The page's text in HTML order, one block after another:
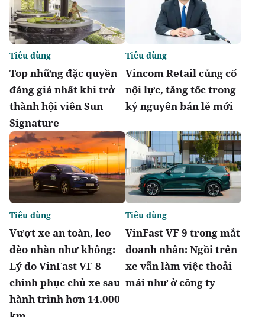
Top những đặc quyền
đáng giá nhất khi trở
thành hội viên Sun
Signature
Tiêu dùng
Vincom Retail củng cố
nội lực, tăng tốc trong
kỷ nguyên bán lẻ mới
Tiêu dùng
Vượt xe an toàn, leo
đèo nhàn như không:
Lý do VinFast VF 8
chinh phục chủ xe sau
hành trình hơn 14.000
Tiêu dùng
VinFast VF 9 trong mắt
doanh nhân: Ngồi trên
xe vẫn làm việc thoải
mái như ở công ty
Tiêu dùng